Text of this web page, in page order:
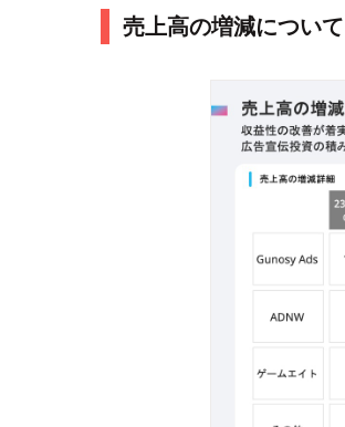
売上高の増減について